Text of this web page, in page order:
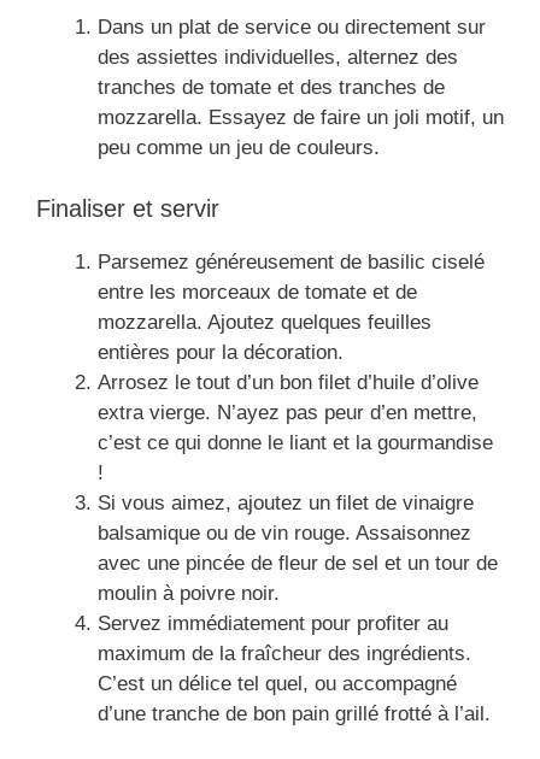
Dans un plat de service ou directement sur
des assiettes individuelles, alternez des
tranches de tomate et des tranches de
mozzarella. Essayez de faire un joli motif, un
peu comme un jeu de couleurs.
Finaliser et servir
Parsemez généreusement de basilic ciselé
entre les morceaux de tomate et de
mozzarella. Ajoutez quelques feuilles
entières pour la décoration.
Arrosez le tout d’un bon filet d’huile d’olive
extra vierge. N’ayez pas peur d’en mettre,
c’est ce qui donne le liant et la gourmandise
!
Si vous aimez, ajoutez un filet de vinaigre
balsamique ou de vin rouge. Assaisonnez
avec une pincée de fleur de sel et un tour de
moulin à poivre noir.
Servez immédiatement pour profiter au
maximum de la fraîcheur des ingrédients.
C’est un délice tel quel, ou accompagné
d’une tranche de bon pain grillé frotté à l’ail.